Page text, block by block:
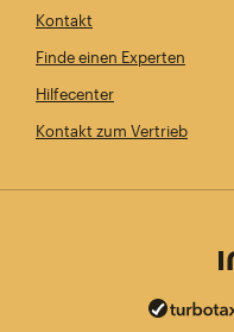
Kontakt
Finde einen Experten
Hilfecenter
Kontakt zum Vertrieb